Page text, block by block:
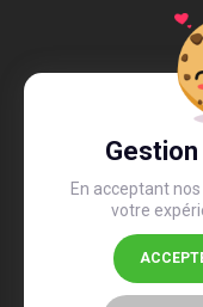
En acceptant
votre